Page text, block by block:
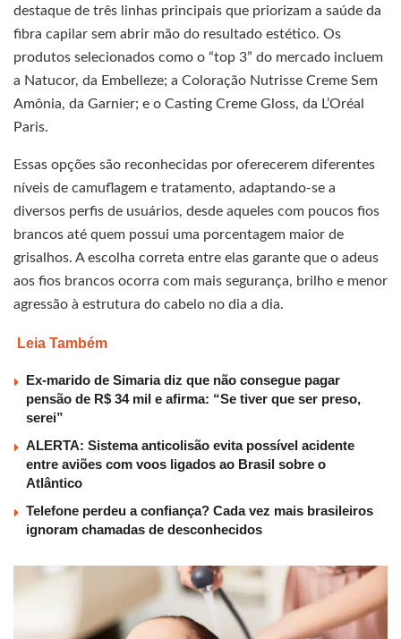
destaque de três linhas principais que priorizam a saúde da
fibra capilar sem abrir mão do resultado estético. Os
produtos selecionados como o “top 3” do mercado incluem
a Natucor, da Embelleze; a Coloração Nutrisse Creme Sem
Amônia, da Garnier; e o Casting Creme Gloss, da L’Oréal
Paris.
Essas opções são reconhecidas por oferecerem diferentes
níveis de camuflagem e tratamento, adaptando-se a
diversos perfis de usuários, desde aqueles com poucos fios
brancos até quem possui uma porcentagem maior de
grisalhos. A escolha correta entre elas garante que o adeus
aos fios brancos ocorra com mais segurança, brilho e menor
agressão à estrutura do cabelo no dia a dia.
Leia Também
Ex-marido de Simaria diz que não consegue pagar
pensão de R$ 34 mil e afirma: “Se tiver que ser preso,
serei”
ALERTA: Sistema anticolisão evita possível acidente
entre aviões com voos ligados ao Brasil sobre o
Atlântico
Telefone perdeu a confiança? Cada vez mais brasileiros
ignoram chamadas de desconhecidos